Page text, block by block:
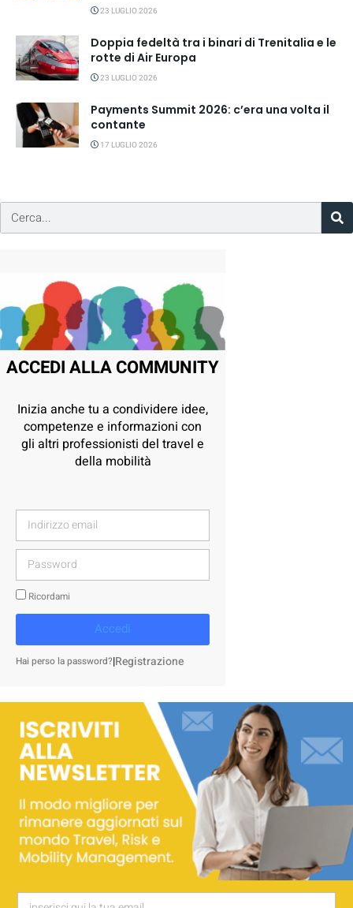
23 LUGLIO 2026
Doppia fedeltà tra i binari di Trenitalia e le
rotte di Air Europa
23 LUGLIO 2026
Payments Summit 2026: c’era una volta il
contante
17 LUGLIO 2026
ACCEDI ALLA COMMUNITY
Inizia anche tu a condividere idee,
competenze e informazioni con
gli altri professionisti del travel e
della mobilità
Ricordami
Accedi
Hai perso la password?|Registrazione